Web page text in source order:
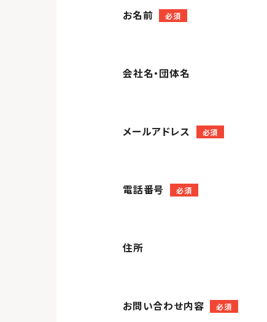
お名前 必須
会社名・団体名
メールアドレス 必須
電話番号 必須
住所
お問い合わせ内容 必須